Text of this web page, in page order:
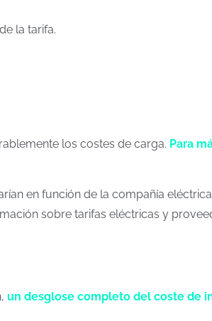
la tarifa.
los costes de carga. Para
en función de la compañía
sobre tarifas eléctricas y
un desglose completo del coste de